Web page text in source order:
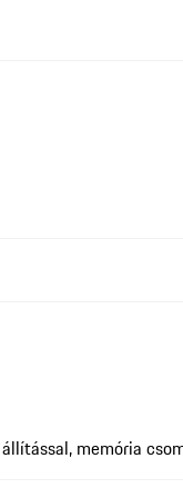
memória